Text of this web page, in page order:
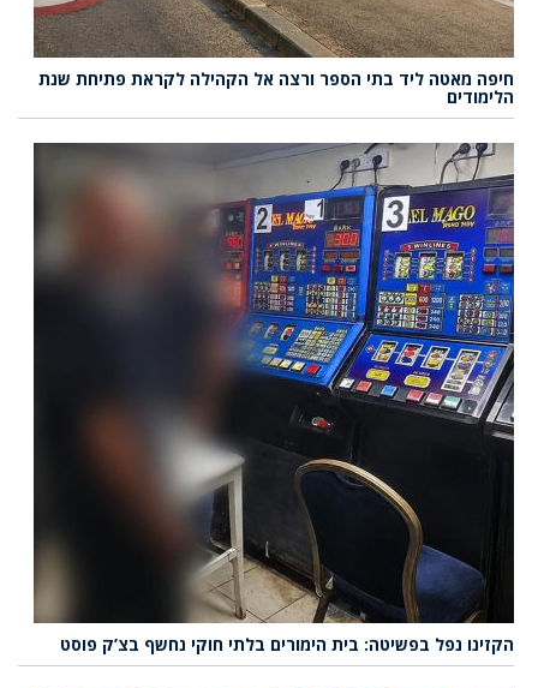
חיפה מאטה ליד בתי הספר ורצה אל הקהילה לקראת פתיחת שנת
הלימודים
הקזינו נפל בפשיטה: בית הימורים בלתי חוקי נחשף בצ’ק פוסט